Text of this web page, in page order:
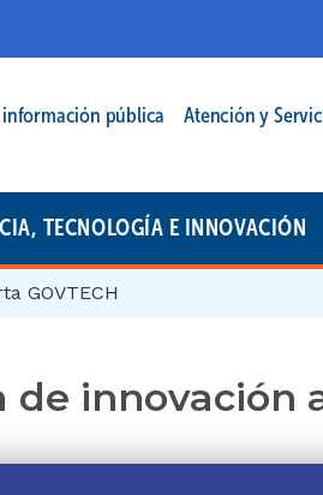
información pública Atención y
TECNOLOGÍA E INNOVACIÓN
GOVTECH
de innovación